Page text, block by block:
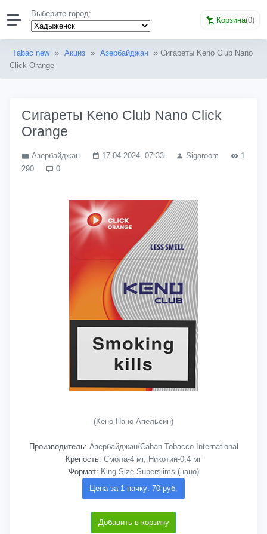
Выберите город:
Корзина(0)
Tabac new » Акциз » Азербайджан » Сигареты Keno Club Nano
Click Orange
Сигареты Keno Club Nano Click
Orange
Азербайджан 17-04-2024, 07:33 Sigaroom
1
290
0
(Кено Нано Апельсин)
Производитель: Азербайджан/Cahan Tobacco International
Крепость: Смола-4 мг, Никотин-0,4 мг
Формат: King Size Superslims (нано)
Цена за 1 пачку: 70 руб.
Добавить в корзину